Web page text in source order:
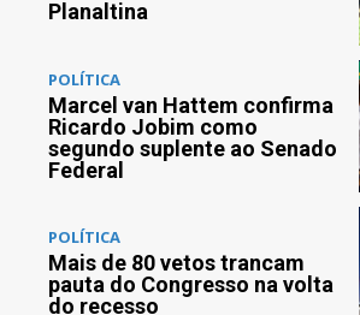
Planaltina
POLÍTICA
Marcel van Hattem confirma
Ricardo Jobim como
segundo suplente ao Senado
Federal
POLÍTICA
Mais de 80 vetos trancam
pauta do Congresso na volta
do recesso